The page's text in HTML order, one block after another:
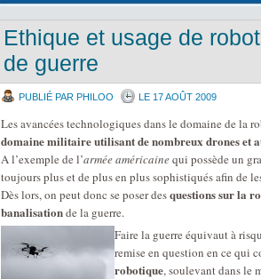
Ethique et usage de
de guerre
PUBLIÉ PAR PHILOO LE 17 AOÛT 2009
Les avancées technologiques dans le domaine de la
domaine militaire utilisant de nombreux drones et
A l’exemple de l’armée américainequi possède un
toujours plus et de plus en plus sophistiqués afin de
Dès lors, on peut donc se poser desquestions sur la
banalisationde la guerre.
Faire la guerre équivaut à
remise en question en ce qui
robotique, soulevant dans le